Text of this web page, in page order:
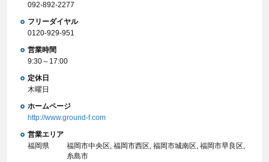
092-892-2277
フリーダイヤル
0120-929-951
営業時間
9:30～17:00
定休日
木曜日
ホームページ
http://www.ground-f.com
営業エリア
福岡県
福岡市中央区, 福岡市西区, 福岡市城南区, 福岡市早良区,
糸島市